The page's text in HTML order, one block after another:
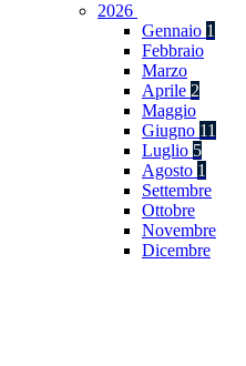
2026
Gennaio 1
Febbraio
Marzo
Aprile 2
Maggio
Giugno 11
Luglio 5
Agosto 1
Settembre
Ottobre
Novembre
Dicembre